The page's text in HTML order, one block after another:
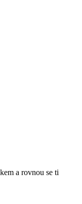
a rovnou se ti